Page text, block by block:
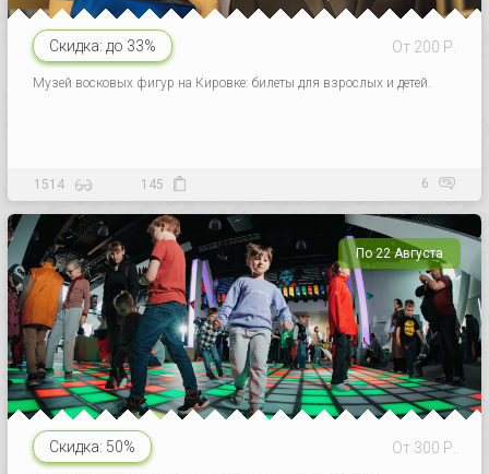
Скидка: до 33% От 200 Р.
Музей восковых фигур на Кировке: билеты для взрослых и детей.
1514 145 6
По 22 Августа
Скидка: 50% От 300 Р.